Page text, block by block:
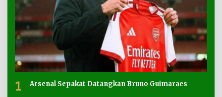
1 Arsenal Sepakat Datangkan Bruno Guimaraes